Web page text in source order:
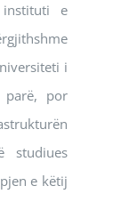
e
i
por
studiues
e këtij